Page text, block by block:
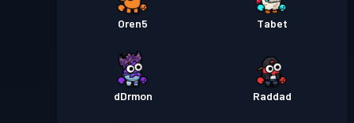
Oren5 Tabet
dDrmon Raddad